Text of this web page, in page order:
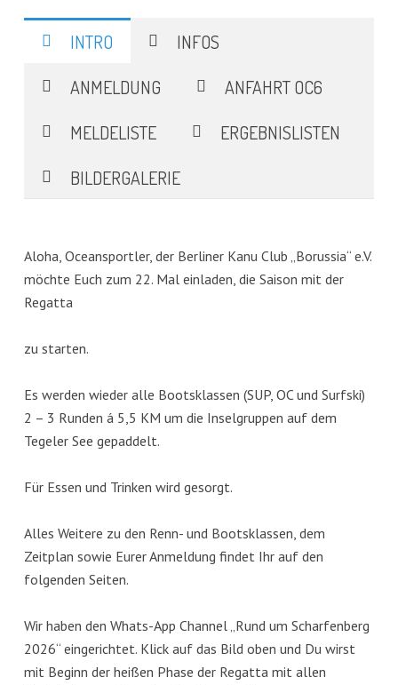
INTRO
INFOS
ANMELDUNG
ANFAHRT OC6
MELDELISTE
ERGEBNISLISTEN
BILDERGALERIE
Aloha, Oceansportler, der Berliner Kanu Club „Borussia“ e.V.
möchte Euch zum 22. Mal einladen, die Saison mit der
Regatta
zu starten.
Es werden wieder alle Bootsklassen (SUP, OC und Surfski)
2 – 3 Runden á 5,5 KM um die Inselgruppen auf dem
Tegeler See gepaddelt.
Für Essen und Trinken wird gesorgt.
Alles Weitere zu den Renn- und Bootsklassen, dem
Zeitplan sowie Eurer Anmeldung findet Ihr auf den
folgenden Seiten.
Wir haben den Whats-App Channel „Rund um Scharfenberg
2026“ eingerichtet. Klick auf das Bild oben und Du wirst
mit Beginn der heißen Phase der Regatta mit allen